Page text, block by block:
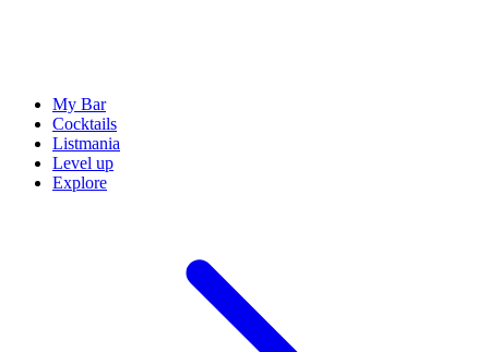
My Bar
Cocktails
Listmania
Level up
Explore